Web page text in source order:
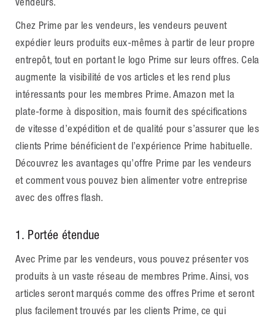
Chez Prime par les vendeurs, les vendeurs peuvent
expédier leurs produits eux-mêmes à partir de leur propre
entrepôt, tout en portant le logo Prime sur leurs offres. Cela
augmente la visibilité de vos articles et les rend plus
intéressants pour les membres Prime. Amazon met la
plate-forme à disposition, mais fournit des spécifications
de vitesse d’expédition et de qualité pour s’assurer que les
clients Prime bénéficient de l’expérience Prime habituelle.
Découvrez les avantages qu’offre Prime par les vendeurs
et comment vous pouvez bien alimenter votre entreprise
avec des offres flash.
1. Portée étendue
Avec Prime par les vendeurs, vous pouvez présenter vos
produits à un vaste réseau de membres Prime. Ainsi, vos
articles seront marqués comme des offres Prime et seront
plus facilement trouvés par les clients Prime, ce qui